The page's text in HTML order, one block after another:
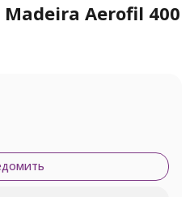
Aerofil 400